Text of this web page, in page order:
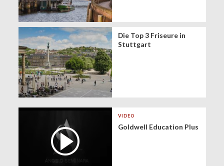
Die Top 3 Friseure in
Stuttgart
VIDEO
Goldwell Education Plus